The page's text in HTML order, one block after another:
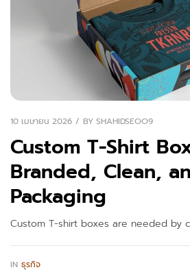
10 เมษายน 2026 BY SHAHIDSEOO9
Custom T-Shirt
Branded, Clean,
Packaging
Custom T-shirt boxes are needed by
IN ธุรกิจ